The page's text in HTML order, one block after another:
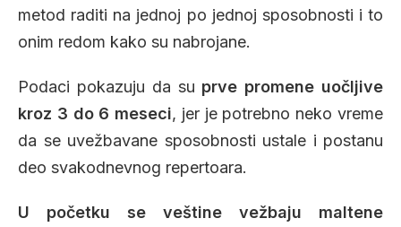
metod raditi na jednoj po jednoj sposobnosti i to
onim redom kako su nabrojane.
Podaci pokazuju da su prve promene uočljive
kroz 3 do 6 meseci, jer je potrebno neko vreme
da se uvežbavane sposobnosti ustale i postanu
deo svakodnevnog repertoara.
U početku se veštine vežbaju maltene